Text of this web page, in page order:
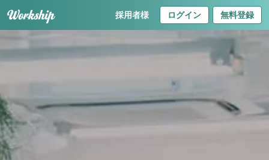
採用者様 ログイン 無料登録